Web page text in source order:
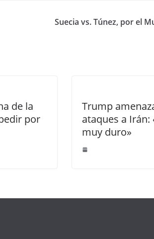
Suecia vs. Túnez, por el
de la
por
Trump
ataques a Irán:
muy duro»